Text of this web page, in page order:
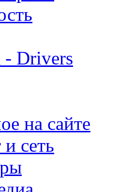
- Drivers
на сайте
сеть